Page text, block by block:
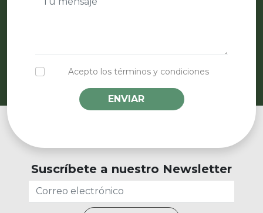
Acepto los términos y condiciones
ENVIAR
Suscríbete a nuestro Newsletter